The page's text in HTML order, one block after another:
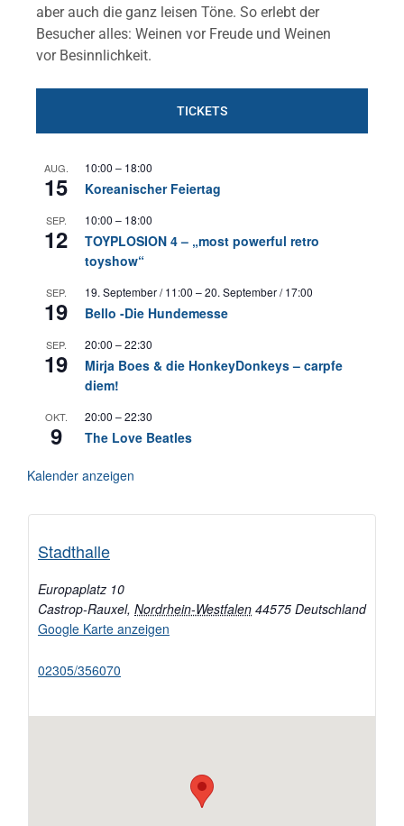
aber auch die ganz leisen Töne. So erlebt der
Besucher alles: Weinen vor Freude und Weinen
vor Besinnlichkeit.
TICKETS
AUG.
15
10:00 – 18:00
Koreanischer Feiertag
SEP.
12
10:00 – 18:00
TOYPLOSION 4 – „most powerful retro
toyshow“
SEP.
19
19. September / 11:00 –20. September / 17:00
Bello -Die Hundemesse
SEP.
19
20:00 –22:30
Mirja Boes & die HonkeyDonkeys – carpfe
diem!
OKT.
9
20:00 –22:30
The Love Beatles
Kalender anzeigen
Stadthalle
Europaplatz 10
Castrop-Rauxel, Nordrhein-Westfalen 44575 Deutschland
Google Karte anzeigen
02305/356070